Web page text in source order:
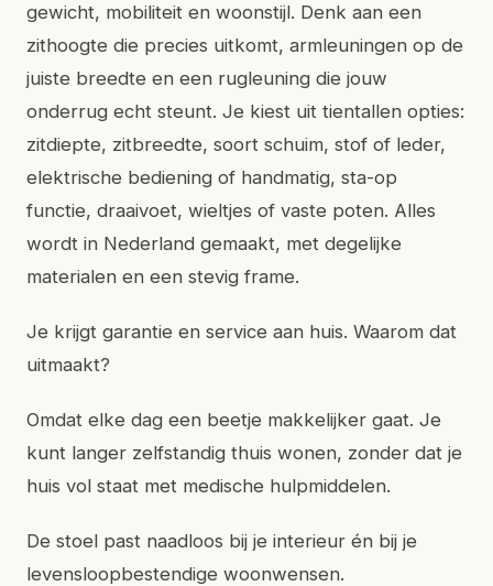
gewicht, mobiliteit en woonstijl. Denk aan een
zithoogte die precies uitkomt, armleuningen op de
juiste breedte en een rugleuning die jouw
onderrug echt steunt. Je kiest uit tientallen opties:
zitdiepte, zitbreedte, soort schuim, stof of leder,
elektrische bediening of handmatig, sta-op
functie, draaivoet, wieltjes of vaste poten. Alles
wordt in Nederland gemaakt, met degelijke
materialen en een stevig frame.
Je krijgt garantie en service aan huis. Waarom dat
uitmaakt?
Omdat elke dag een beetje makkelijker gaat. Je
kunt langer zelfstandig thuis wonen, zonder dat je
huis vol staat met medische hulpmiddelen.
De stoel past naadloos bij je interieur én bij je
levensloopbestendige woonwensen.